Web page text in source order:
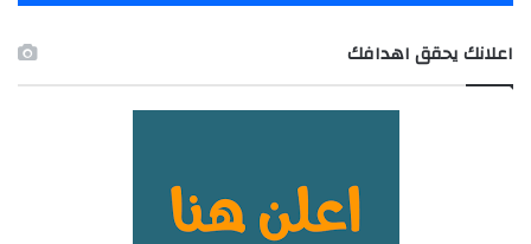
اعلانك يحقق اهدافك